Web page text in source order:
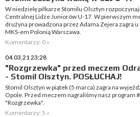
W niedzielę piłkarze Stomilu Olsztyn
Centralnej Lidze Juniorów U-17. W pierwszym
drużyna prowadzona przez Adama Zejera zagra u
MKS-em Polonią Warszawa.
Komentarzy: 0 »
04.03.21 23:28
"Rozgrzewka" przed meczem
- Stomil Olsztyn. POSŁUCHAJ!
Stomil Olsztyn w piątek (5 marca) zagra na
Opole. Przed meczem nagraliśmy nasz program
"Rozgrzewka".
Komentarzy: 5 »